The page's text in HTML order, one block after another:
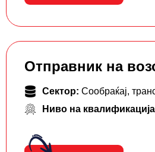
Отправник на
Сектор: Сообраќај,
Ниво на